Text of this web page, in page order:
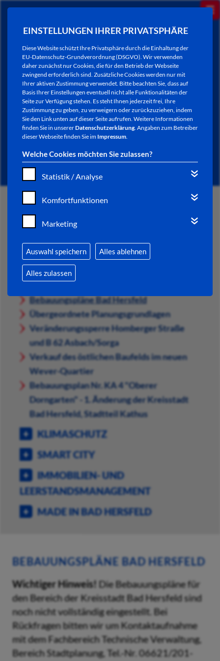
EINSTELLUNGEN IHRER PRIVATSPHÄRE
Diese Website schützt Ihre Privatsphäre durch die Einhaltung der
EU-Datenschutz-Grundverordnung (DSGVO). Wir verwenden
daher zunächst nur Cookies, die für den Betrieb der Webseite
zwingend erforderlich sind. Zusätzliche Cookies werden nur mit
Ihrer aktiven Zustimmung verwendet. Bitte beachten Sie, dass auf
Basis Ihrer Einstellungen eventuell nicht alle Funktionalitäten der
Seite zur Verfügung stehen. Es steht Ihnen jederzeit frei, Ihre
Zustimmung zu geben, zu verweigern oder zurückzuziehen, indem
Sie den Link unten auf dieser Seite aufrufen. Weitere Informationen
finden Sie in unsererDatenschutzerklärung. Angaben zum Betreiber
dieser Webseite finden Sie im Impressum.
Welche Cookies möchten Sie zulassen?
Statistik / Analyse
Komfortfunktionen
Marketing
Auswahl speichern Alles ablehnen
Alles zulassen
BEBAUUNGSPLÄNE BAD
HERSFELD
START
KONZEPTE & PROJEKTE
BAUEN & WOHNEN
Bebauungspläne Bad Hersfeld
Übergeordnete Planungsgrundlagen
Veränderungssperre Homberger Straße
und B 62 Asbach/Sorga
Verkauf des östlichen Baufelds im neuen
Wever-Quartier
Bebauungsplan Nr. KA 4 "Oberer
Dorngarten" - 1. Änderung der Kreisstadt
Bad Hersfeld, Stadtteil Kathus
KLIMASCHUTZ
SMART CITY
IMMOBILIEN- UND
LEERSTANDSMANAGEMENT
MADE IN BAD HERSFELD
BEBAUUNGSPLÄNE BAD HERSFELD
Wichtiger Hinweis! Die Bebauungspläne für
den Bereich der Kreisstadt Bad Hersfeld sind
noch nicht vollständig eingestellt. Bei
Rückfragen bitten wir um Kontaktaufnahme
mit dem Fachbereich Technische Verwaltung,
Bereich Stadtplanung, Tel.-Nr. 06621/201-